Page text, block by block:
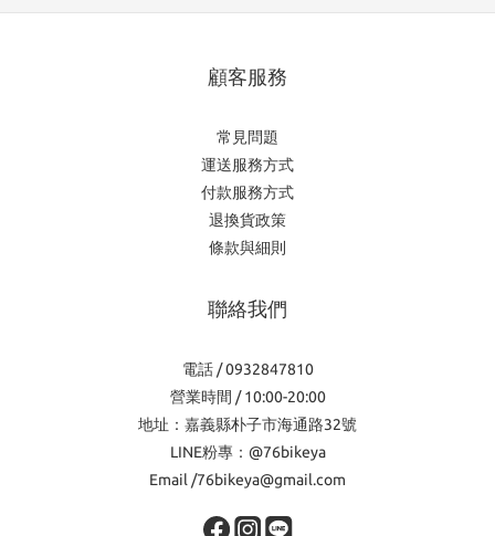
顧客服務
常見問題
運送服務方式
付款服務方式
退換貨政策
條款與細則
聯絡我們
電話 / 0932847810
營業時間 / 10:00-20:00
地址：嘉義縣朴子市海通路32號
LINE粉專：@76bikeya
Email /76bikeya@gmail.com